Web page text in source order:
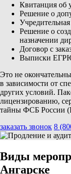
Квитанция об
Решение о
Решение о
назначении
Договор с
Выписки
Это не
в зависимости от
других условий.
лицензированию,
тайны ФСБ России
заказать звонок 8
Виды
Ангарске